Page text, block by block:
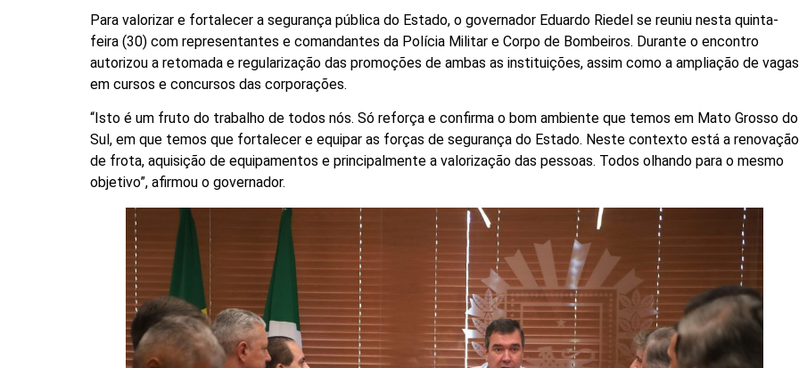
Para valorizar e fortalecer a segurança pública do Estado, o governador Eduardo Riedel se reuniu nesta quinta-
feira (30) com representantes e comandantes da Polícia Militar e Corpo de Bombeiros. Durante o encontro
autorizou a retomada e regularização das promoções de ambas as instituições, assim como a ampliação de vagas
em cursos e concursos das corporações.
“Isto é um fruto do trabalho de todos nós. Só reforça e confirma o bom ambiente que temos em Mato Grosso do
Sul, em que temos que fortalecer e equipar as forças de segurança do Estado. Neste contexto está a renovação
de frota, aquisição de equipamentos e principalmente a valorização das pessoas. Todos olhando para o mesmo
objetivo”, afirmou o governador.